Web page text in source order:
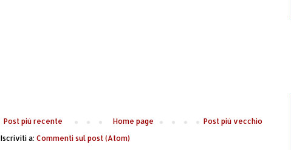
Post più recente Post più vecchio
Home page
Iscriviti a: Commenti sul post (Atom)